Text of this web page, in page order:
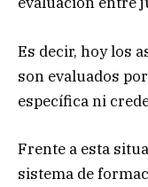
Es decir, hoy los
son evaluados
específica ni
Frente a esta
sistema de